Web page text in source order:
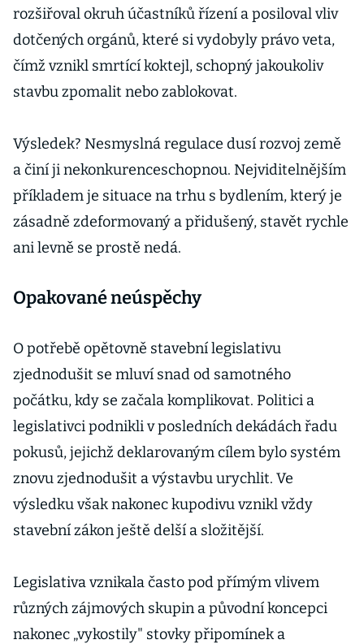
rozšiřoval okruh účastníků řízení a posiloval vliv
dotčených orgánů, které si vydobyly právo veta,
čímž vznikl smrtící koktejl, schopný jakoukoliv
stavbu zpomalit nebo zablokovat.
Výsledek? Nesmyslná regulace dusí rozvoj země
a činí ji nekonkurenceschopnou. Nejviditelnějším
příkladem je situace na trhu s bydlením, který je
zásadně zdeformovaný a přidušený, stavět rychle
ani levně se prostě nedá.
Opakované neúspěchy
O potřebě opětovně stavební legislativu
zjednodušit se mluví snad od samotného
počátku, kdy se začala komplikovat. Politici a
legislativci podnikli v posledních dekádách řadu
pokusů, jejichž deklarovaným cílem bylo systém
znovu zjednodušit a výstavbu urychlit. Ve
výsledku však nakonec kupodivu vznikl vždy
stavební zákon ještě delší a složitější.
Legislativa vznikala často pod přímým vlivem
různých zájmových skupin a původní koncepci
nakonec „vykostily" stovky připomínek a